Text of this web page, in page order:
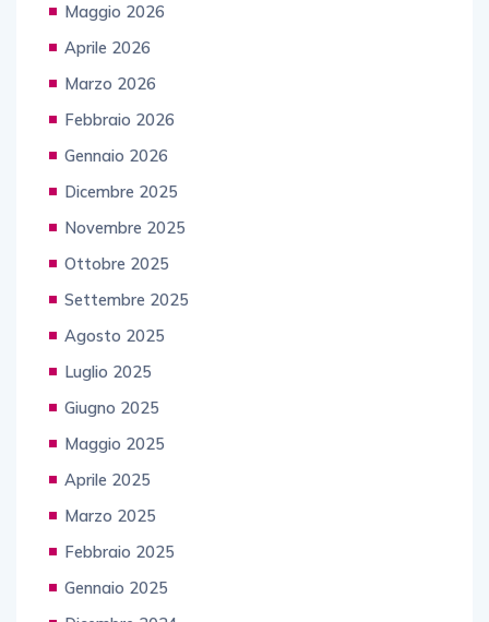
Maggio 2026
Aprile 2026
Marzo 2026
Febbraio 2026
Gennaio 2026
Dicembre 2025
Novembre 2025
Ottobre 2025
Settembre 2025
Agosto 2025
Luglio 2025
Giugno 2025
Maggio 2025
Aprile 2025
Marzo 2025
Febbraio 2025
Gennaio 2025